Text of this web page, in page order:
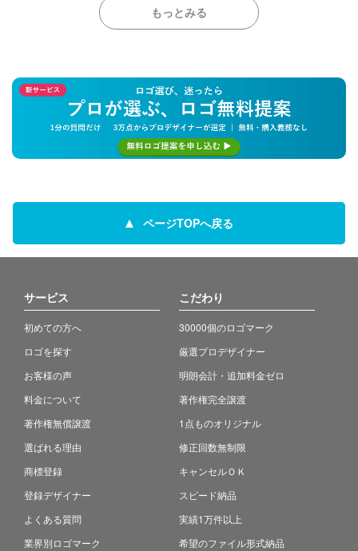
もっとみる
ページTOPへ戻る
サービス
初めての方へ
ロゴを探す
お客様の声
料金について
著作権無償譲渡
選ばれる理由
商標登録
登録デザイナー
よくある質問
業界別ロゴマーク
こだわり
30000個のロゴマーク
厳選プロデザイナー
明朗会計・追加料金ゼロ
著作権完全譲渡
1点ものオリジナル
修正回数無制限
キャンセルＯＫ
スピード納品
実績1万件以上
希望のファイル形式納品